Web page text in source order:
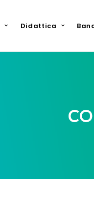
Didattica